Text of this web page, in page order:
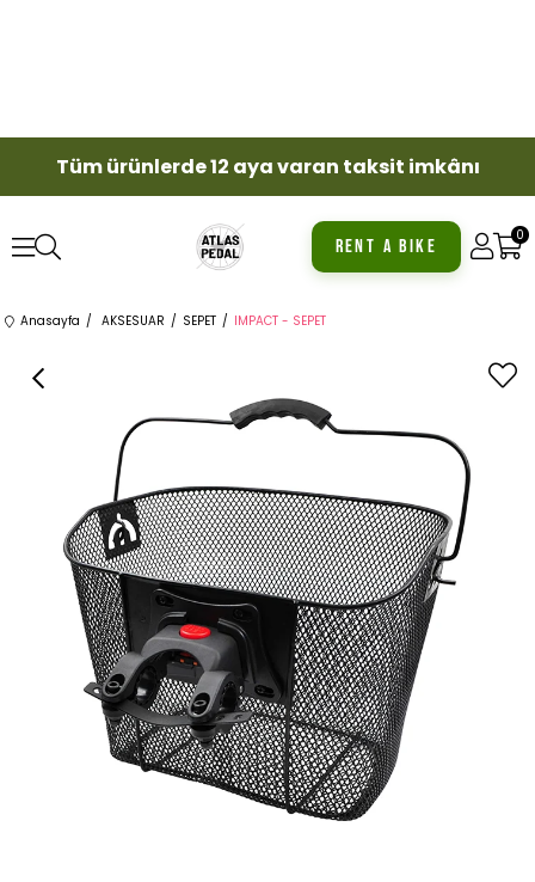
Tüm ürünlerde 12 aya varan taksit imkânı
0
RENT A BIKE
Anasayfa AKSESUAR SEPET IMPACT - SEPET